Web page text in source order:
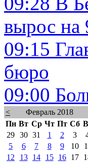
вырос на
09:15
бюро
09:00
< Февраль 2018
Пн Вт Ср Чт Пт Сб
29 30 31 1 2 3
5
6 7 8 9 10
12
13 14 15 16 17